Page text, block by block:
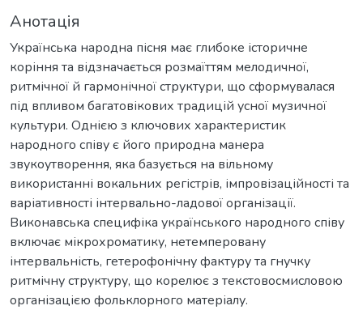
Анотація
Українська народна пісня має глибоке історичне
коріння та відзначається розмаїттям мелодичної,
ритмічної й гармонічної структури, що сформувалася
під впливом багатовікових традицій усної музичної
культури. Однією з ключових характеристик
народного співу є його природна манера
звукоутворення, яка базується на вільному
використанні вокальних регістрів, імпровізаційності та
варіативності інтервально-ладової організації.
Виконавська специфіка українського народного співу
включає мікрохроматику, нетемперовану
інтервальність, гетерофонічну фактуру та гнучку
ритмічну структуру, що корелює з текстовосмисловою
організацією фольклорного матеріалу.